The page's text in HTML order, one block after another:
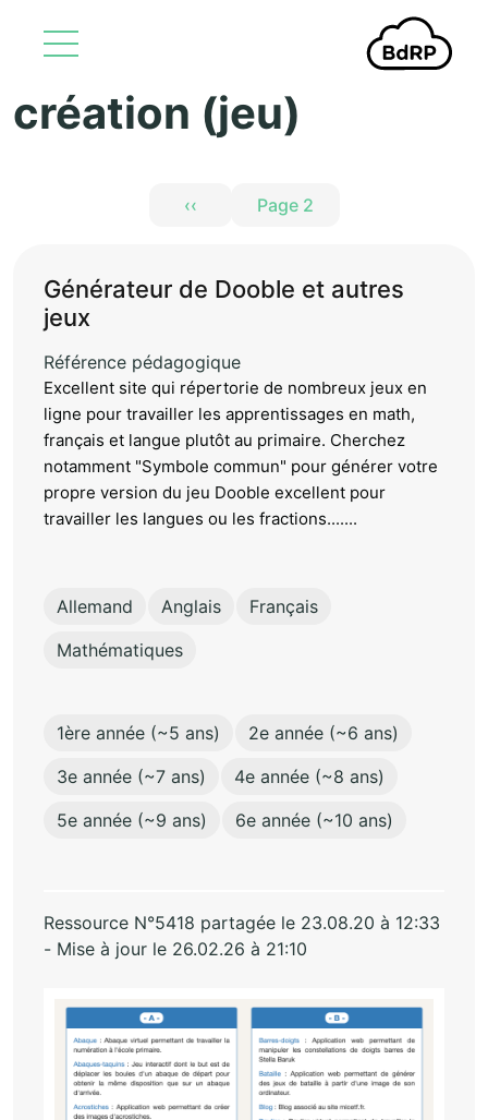
Aller au contenu principal
création (jeu)
Page précédente
‹‹ Page 2
Générateur de Dooble et autres
jeux
Référence pédagogique
Excellent site qui répertorie de nombreux jeux en
ligne pour travailler les apprentissages en math,
français et langue plutôt au primaire. Cherchez
notamment "Symbole commun" pour générer votre
propre version du jeu Dooble excellent pour
travailler les langues ou les fractions.......
Allemand Anglais
Français
Mathématiques
1ère année (~5 ans)
2e année (~6 ans)
3e année (~7 ans)
4e année (~8 ans)
5e année (~9 ans)
6e année (~10 ans)
Ressource N°5418 partagée le 23.08.20 à 12:33
- Mise à jour le 26.02.26 à 21:10